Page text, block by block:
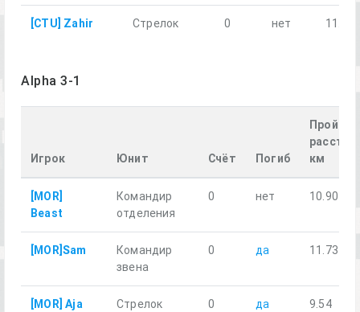
[CTU] Zahir Стрелок 0 нет 11.84
Alpha 3-1
Игрок Юнит Счёт Погиб
км
[MOR]
Beast
Командир
отделения
0 нет 10.90
[MOR]Sam
Командир
звена
0 да 11.73
[MOR] Aja
Стрелок
0 да 9.54